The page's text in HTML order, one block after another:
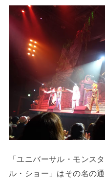
「ユニバーサル・モンス
ル・ショー」はその名の